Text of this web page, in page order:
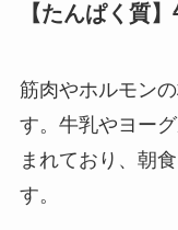
【たんぱく質
筋肉やホルモン
す。牛乳やヨー
まれており、朝
す。